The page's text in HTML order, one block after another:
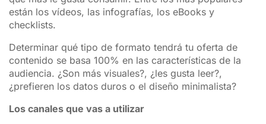
están los vídeos, las infografías, los eBooks y
checklists.
Determinar qué tipo de formato tendrá tu oferta de
contenido se basa 100% en las características de la
audiencia. ¿Son más visuales?, ¿les gusta leer?,
¿prefieren los datos duros o el diseño minimalista?
Los canales que vas a utilizar